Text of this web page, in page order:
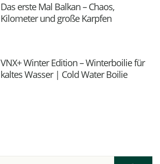
Das erste Mal Balkan – Chaos,
Kilometer und große Karpfen
VNX+ Winter Edition – Winterboilie für
kaltes Wasser | Cold Water Boilie